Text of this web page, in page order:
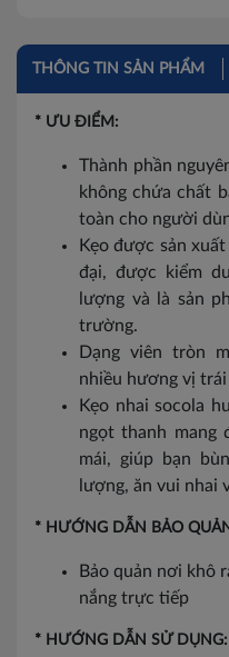
THÔNG TIN SẢN PHẨM
* ƯU ĐIỂM:
Thành phần
không chứa chất
toàn cho người
Kẹo được sản
đại, được kiểm
lượng và là sản
trường.
Dạng viên tròn
nhiều hương vị
Kẹo nhai socola
ngọt thanh mang
mái, giúp bạn
lượng, ăn vui nhai
* HƯỚNG DẪN BẢO
Bảo quản nơi khô
nắng trực tiếp
* HƯỚNG DẪN SỬ DỤNG: